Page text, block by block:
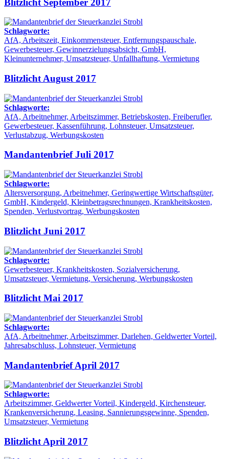
Schlagworte:
AfA, Arbeitszeit, Einkommensteuer, Entfernungspauschale,
Gewerbesteuer, Gewinnerzielungsabsicht, GmbH,
Kleinunternehmer, Umsatzsteuer, Unfallhaftung, Vermietung
Blitzlicht August 2017
Schlagworte:
AfA, Arbeitnehmer, Arbeitszimmer, Betriebskosten, Freiberufler,
Gewerbesteuer, Kassenführung, Lohnsteuer, Umsatzsteuer,
Verlustabzug, Werbungskosten
Mandantenbrief Juli 2017
Schlagworte:
Altersversorgung, Arbeitnehmer, Geringwertige Wirtschaftsgüter,
GmbH, Kindergeld, Kleinbetragsrechnungen, Krankheitskosten,
Spenden, Verlustvortrag, Werbungskosten
Blitzlicht Juni 2017
Schlagworte:
Gewerbesteuer, Krankheitskosten, Sozialversicherung,
Umsatzsteuer, Vermietung, Versicherung, Werbungskosten
Blitzlicht Mai 2017
Schlagworte:
AfA, Arbeitnehmer, Arbeitszimmer, Darlehen, Geldwerter Vorteil,
Jahresabschluss, Lohnsteuer, Vermietung
Mandantenbrief April 2017
Schlagworte:
Arbeitszimmer, Geldwerter Vorteil, Kindergeld, Kirchensteuer,
Krankenversicherung, Leasing, Sannierungsgewinne, Spenden,
Umsatzsteuer, Vermietung
Blitzlicht April 2017